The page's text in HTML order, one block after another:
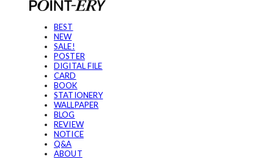
BEST
NEW
SALE!
POSTER
DIGITAL FILE
CARD
BOOK
STATIONERY
WALLPAPER
BLOG
REVIEW
NOTICE
Q&A
ABOUT